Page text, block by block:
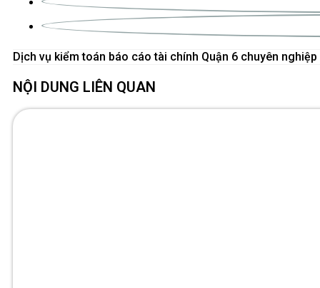
Dịch vụ kiểm toán báo cáo tài chính Quận 6 chuyên nghiệp
NỘI DUNG LIÊN QUAN